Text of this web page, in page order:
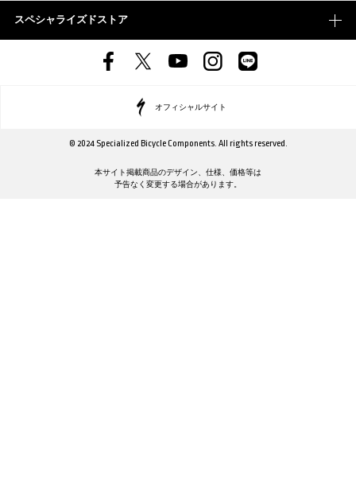
スペシャライズドストア
オフィシャルサイト
© 2024 Specialized Bicycle Components. All rights reserved.
本サイト掲載商品のデザイン、仕様、価格等は
予告なく変更する場合があります。